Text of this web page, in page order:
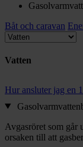
Värme chevron_right
Grill & Fritid
Lacanche
Reservdelar
Båt och caravan
Vatten
Hur ansluter jag en
Avgasröret som går
orsaken till att